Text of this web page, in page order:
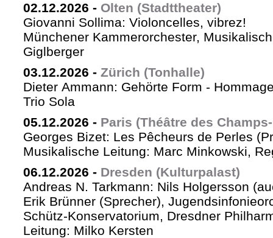
02.12.2026 - Olten (Stadttheater)
Giovanni Sollima: Violoncelles, vibrez!
Münchener Kammerorchester,
Giglberger
03.12.2026 - Zürich (Tonhalle)
Dieter Ammann: Gehörte Form -
Trio Sola
05.12.2026 - Paris (Théâtre des
Georges Bizet: Les Pêcheurs de Perles
Musikalische Leitung: Marc Minkowski,
06.12.2026 - Dresden (Kulturpalast)
Andreas N. Tarkmann: Nils Holgersson
Erik Brünner (Sprecher),
Schütz-Konservatorium, Dresdner
Leitung: Milko Kersten